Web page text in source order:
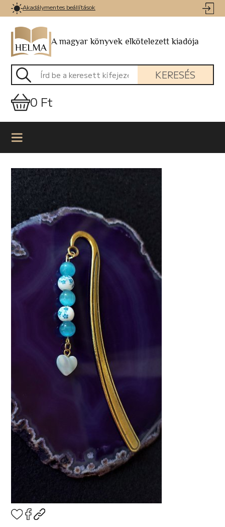
Akadálymentes beállítások
A magyar könyvek elkötelezett kiadója
KERESÉS
0 Ft